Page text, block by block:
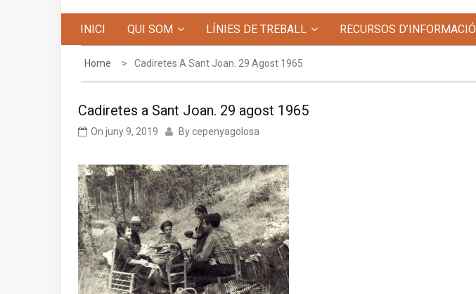
INICI QUI SOM LÍNIES DE TREBALL RECURSOS D’INFORMACIÓ
Home Cadiretes A Sant Joan. ​29 Agost 1965
Cadiretes a Sant Joan. ​29 agost 1965
On juny 9, 2019 By cepenyagolosa